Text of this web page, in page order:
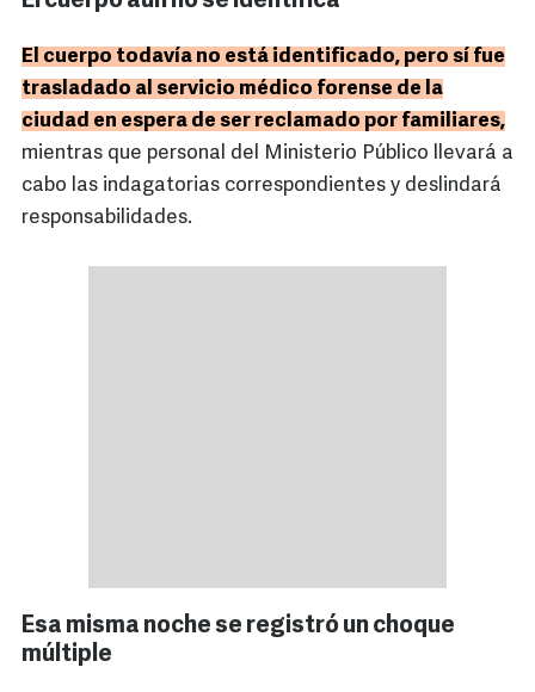
El cuerpo todavía no está identificado, pero sí fue
trasladado al servicio médico forense de la
ciudad en espera de ser reclamado por familiares,
mientras que personal del Ministerio Público llevará a
cabo las indagatorias correspondientes y deslindará
responsabilidades.
Esa misma noche se registró un choque
múltiple